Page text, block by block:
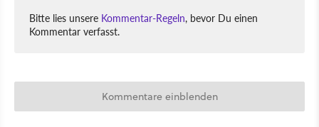
Bitte lies unsere Kommentar-Regeln, bevor Du einen
Kommentar verfasst.
Kommentare einblenden